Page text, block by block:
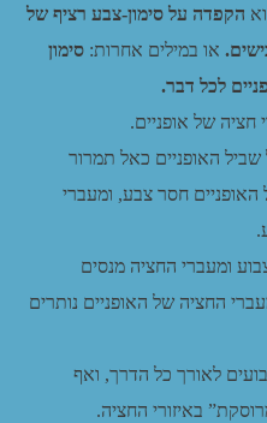
הקפדה על סימון-צבע רציף של
או במילים אחרות: סימון
לכל דבר.
חציה של אופניים.
האופניים כאל תמרור
חסר צבע, ומעברי
ומעברי החציה מנסים
החציה של האופניים נותרים
לאורך כל הדרך, ואף
באיזורי החציה.